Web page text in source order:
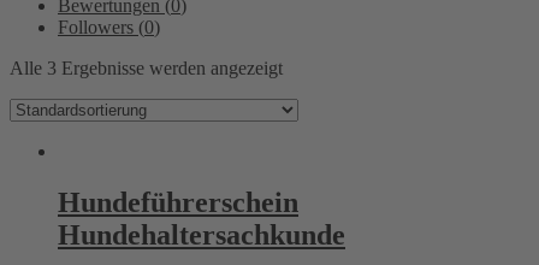
Bewertungen (0)
Followers (0)
Alle 3 Ergebnisse werden angezeigt
Hundeführerschein
Hundehaltersachkunde